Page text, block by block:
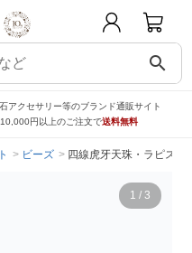
search
アクセサリー等のブランド通販サイト
10,000円以上のご注文で送料無料
ビーズ 四線虎牙天珠・ラピス
1 / 3